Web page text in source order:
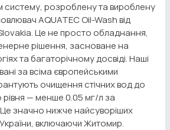
розроблену та вироблену
AQUATEC Oil-Wash від
Це не просто обладнання,
рішення, засноване на
та багаторічному досвіді. Наші
за всіма європейськими
очищення стічних вод до
— менше 0.05 мг/л за
значно нижче найсуворіших
включаючи Житомир.